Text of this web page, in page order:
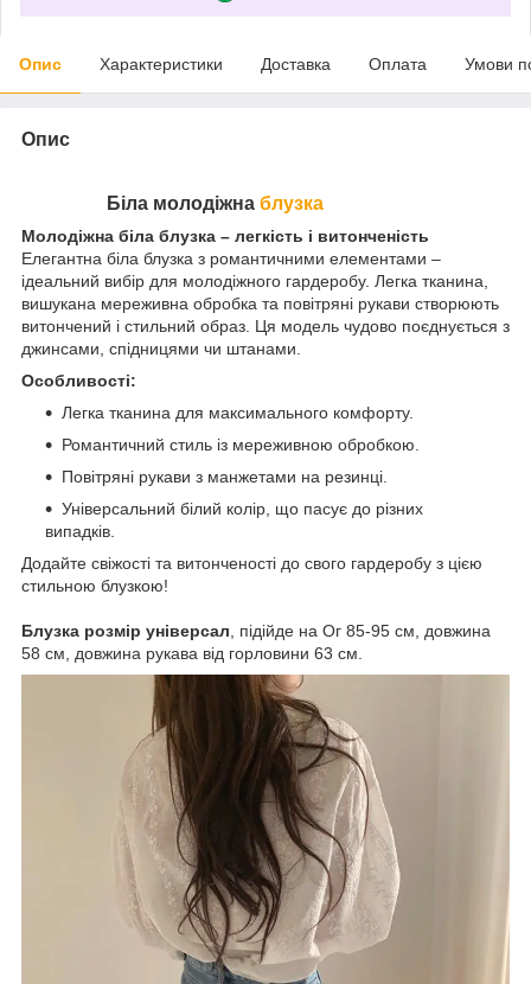
Опис Характеристики Доставка Оплата Умови
Опис
Біла молодіжна блузка
Молодіжна біла блузка – легкість і витонченість
Елегантна біла блузка з романтичними елементами –
ідеальний вибір для молодіжного гардеробу. Легка тканина,
вишукана мереживна обробка та повітряні рукави створюють
витончений і стильний образ. Ця модель чудово поєднується з
джинсами, спідницями чи штанами.
Особливості:
Легка тканина для максимального комфорту.
Романтичний стиль із мереживною обробкою.
Повітряні рукави з манжетами на резинці.
Універсальний білий колір, що пасує до різних
випадків.
Додайте свіжості та витонченості до свого гардеробу з цією
стильною блузкою!
Блузка розмір універсал , підійде на Ог 85-95 см, довжина
58 см, довжина рукава від горловини 63 см.